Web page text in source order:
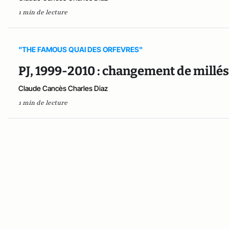
1 min de lecture
"THE FAMOUS QUAI DES ORFEVRES"
PJ, 1999-2010 : changement de
Claude Cancès Charles Diaz
1 min de lecture